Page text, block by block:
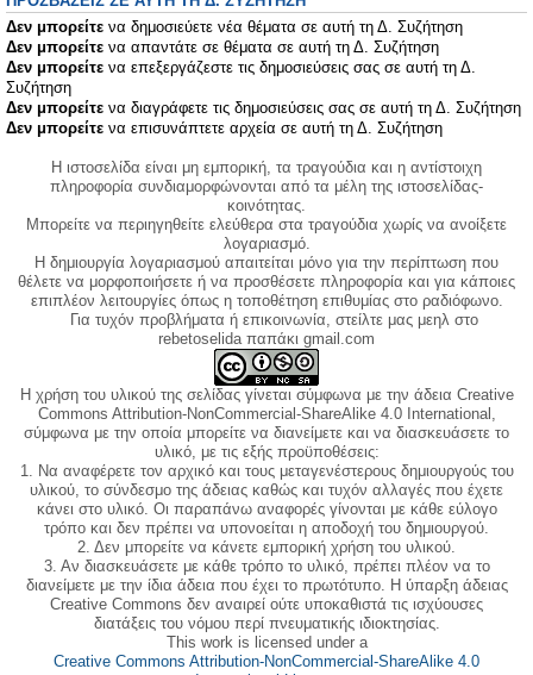
Δεν μπορείτε να δημοσιεύετε νέα θέματα σε αυτή τη Δ. Συζήτηση
Δεν μπορείτε να απαντάτε σε θέματα σε αυτή τη Δ. Συζήτηση
Δεν μπορείτε να επεξεργάζεστε τις δημοσιεύσεις σας σε αυτή τη Δ.
Συζήτηση
Δεν μπορείτε να διαγράφετε τις δημοσιεύσεις σας σε αυτή τη Δ. Συζήτηση
Δεν μπορείτε να επισυνάπτετε αρχεία σε αυτή τη Δ. Συζήτηση
Η ιστοσελίδα είναι μη εμπορική, τα τραγούδια και η αντίστοιχη
πληροφορία συνδιαμορφώνονται από τα μέλη της ιστοσελίδας-
κοινότητας.
Μπορείτε να περιηγηθείτε ελεύθερα στα τραγούδια χωρίς να ανοίξετε
λογαριασμό.
Η δημιουργία λογαριασμού απαιτείται μόνο για την περίπτωση που
θέλετε να μορφοποιήσετε ή να προσθέσετε πληροφορία και για κάποιες
επιπλέον λειτουργίες όπως η τοποθέτηση επιθυμίας στο ραδιόφωνο.
Για τυχόν προβλήματα ή επικοινωνία, στείλτε μας μεηλ στο
rebetoselida παπάκι gmail.com
Η χρήση του υλικού της σελίδας γίνεται σύμφωνα με την άδεια Creative
Commons Attribution-NonCommercial-ShareAlike 4.0 International,
σύμφωνα με την οποία μπορείτε να διανείμετε και να διασκευάσετε το
υλικό, με τις εξής προϋποθέσεις:
1. Να αναφέρετε τον αρχικό και τους μεταγενέστερους δημιουργούς του
υλικού, το σύνδεσμο της άδειας καθώς και τυχόν αλλαγές που έχετε
κάνει στο υλικό. Οι παραπάνω αναφορές γίνονται με κάθε εύλογο
τρόπο και δεν πρέπει να υπονοείται η αποδοχή του δημιουργού.
2. Δεν μπορείτε να κάνετε εμπορική χρήση του υλικού.
3. Αν διασκευάσετε με κάθε τρόπο το υλικό, πρέπει πλέον να το
διανείμετε με την ίδια άδεια που έχει το πρωτότυπο. Η ύπαρξη άδειας
Creative Commons δεν αναιρεί ούτε υποκαθιστά τις ισχύουσες
διατάξεις του νόμου περί πνευματικής ιδιοκτησίας.
This work is licensed under a
Creative Commons Attribution-NonCommercial-ShareAlike 4.0